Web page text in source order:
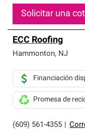
Solicitar una
ECC Roofing
Hammonton, NJ
(609) 561-4355
Financiación
Promesa de